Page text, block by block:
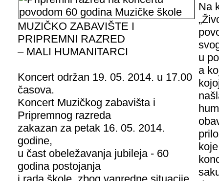
MUZIČKO ZABAVIŠTE I
PRIPREMNI RAZRED
– MALI HUMANITARCI
Koncert održan 19. 05. 2014. u 17.00
časova.
Koncert Muzičkog zabavišta i
Pripremnog razreda
zakazan za petak 16. 05. 2014.
godine,
u čast obeležavanja jubileja - 60
godina postojanja
Na
u
a